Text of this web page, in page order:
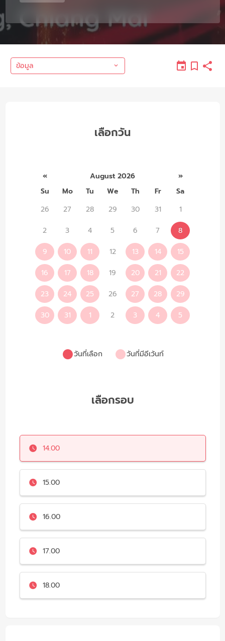
ข้อมูล
เลือกวัน
« August 2026
»
Su
Mo Tu We Th Fr
Sa
26
27 28 29 30 31
1
2
3 4 5 6 7
8
9
10 11 12 13 14
15
16
17 18 19 20 21
22
23
24 25 26 27 28
29
30
31 1 2 3 4 5
วันที่เลือก วันที่มีอีเว้นท์
เลือกรอบ
14.00
15.00
16.00
17.00
18.00